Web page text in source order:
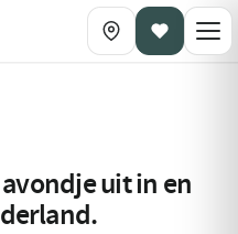
uit in en
.